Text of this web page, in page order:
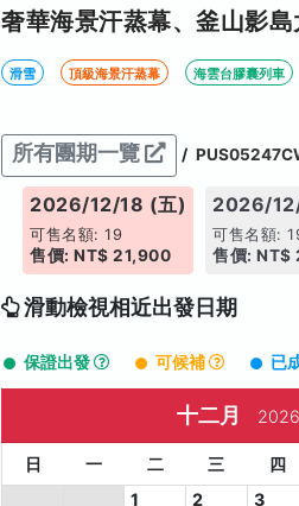
奢華海景汗蒸幕、釜山影島
滑雪 頂級海景汗蒸幕 海雲台膠囊列車
所有團期一覽 /
2026/12/18 (五)
可售名額: 19
售價: NT$ 21,900
2026/
可售名額:
售價: NT$
滑動檢視相近出發日期
保證出發 可候補 已
十二月 2026
日 一 二 三 四
1
2 3